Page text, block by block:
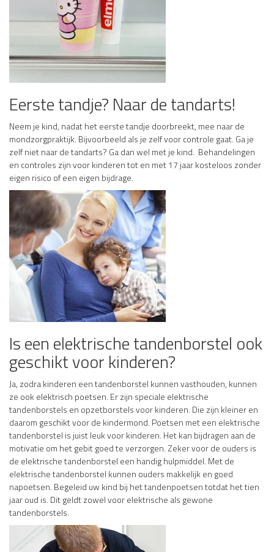
Eerste tandje? Naar de tandarts!
Neem je kind, nadat het eerste tandje doorbreekt, mee naar de
mondzorgpraktijk. Bijvoorbeeld als je zelf voor controle gaat. Ga je
zelf niet naar de tandarts? Ga dan wel met je kind. Behandelingen
en controles zijn voor kinderen tot en met 17 jaar kosteloos zonder
eigen risico of een eigen bijdrage.
Is een elektrische tandenborstel ook
geschikt voor kinderen?
Ja, zodra kinderen een tandenborstel kunnen vasthouden, kunnen
ze ook elektrisch poetsen. Er zijn speciale elektrische
tandenborstels en opzetborstels voor kinderen. Die zijn kleiner en
daarom geschikt voor de kindermond. Poetsen met een elektrische
tandenborstel is juist leuk voor kinderen. Het kan bijdragen aan de
motivatie om het gebit goed te verzorgen. Zeker voor de ouders is
de elektrische tandenborstel een handig hulpmiddel. Met de
elektrische tandenborstel kunnen ouders makkelijk en goed
napoetsen. Begeleid uw kind bij het tandenpoetsen totdat het tien
jaar oud is. Dit geldt zowel voor elektrische als gewone
tandenborstels.